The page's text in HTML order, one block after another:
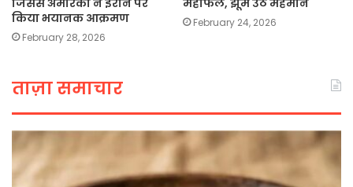
जिससे अमेरिका ने ईरान पर
किया भयानक आक्रमण
February 28, 2026
महफिल, झूम उठे मेहमान
February 24, 2026
ताज़ा समाचार